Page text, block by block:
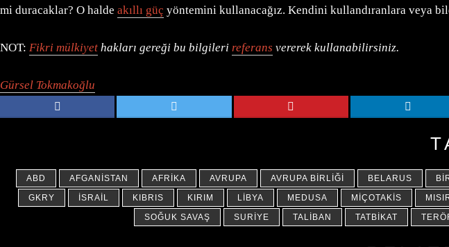
mi duracaklar? O halde akıllı güç yöntemini kullanacağız. Kendini kullandıranlara veya
NOT: Fikri mülkiyet hakları gereği bu bilgileri referans vererek kullanabilirsiniz.
Gürsel Tokmakoğlu
ABD AFGANISTAN AFRIKA AVRUPA AVRUPA BIRLIĞI BELARUS
GKRY
İSRAIL KIBRIS KIRIM LIBYA MEDUSA MIÇOTAKIS
SOĞUK SAVAŞ
SURIYE TALIBAN TATBIKAT